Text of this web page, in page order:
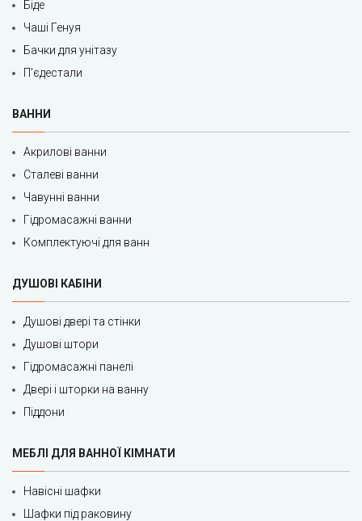
Біде
Чаші Генуя
Бачки для унітазу
П'єдестали
ВАННИ
Акрилові ванни
Сталеві ванни
Чавунні ванни
Гідромасажні ванни
Комплектуючі для ванн
ДУШОВІ КАБІНИ
Душові двері та стінки
Душові штори
Гідромасажні панелі
Двері і шторки на ванну
Піддони
МЕБЛІ ДЛЯ ВАННОЇ КІМНАТИ
Навісні шафки
Шафки під раковину